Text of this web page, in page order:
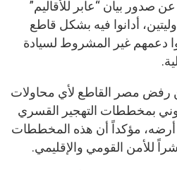
بيان “عابر للأقاليم”
دوليتين، أدانوا فيه بشكل قاطع
دعمهم غير المشروط لسيادة
مصر القاطع لأي محاولات
بمخططات التهجير القسري
مؤكداً أن هذه المخططات
للأمن القومي والإقليمي.